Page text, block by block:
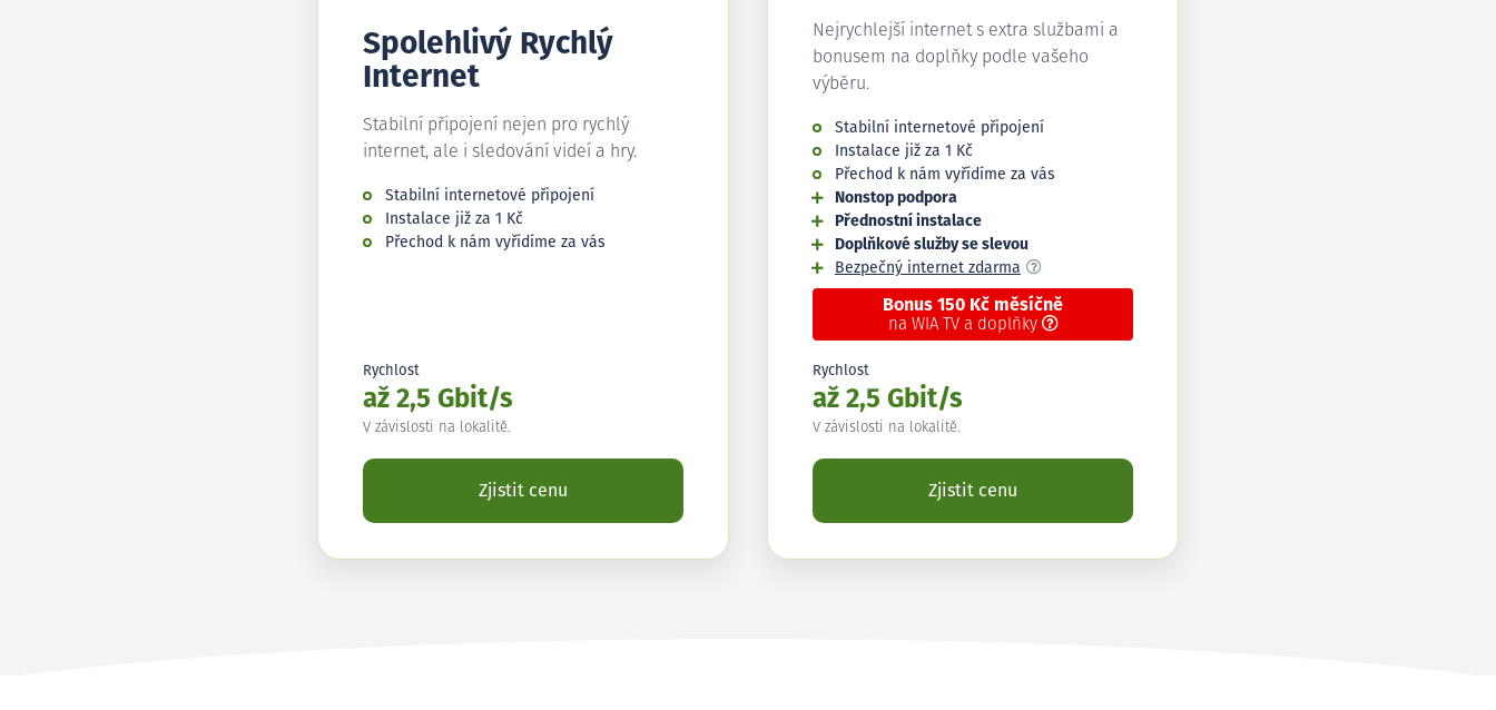
Spolehlivý Rychlý
Internet
Stabilní připojení nejen pro rychlý
internet, ale i sledování videí a hry.
Stabilní internetové připojení
Instalace již za 1 Kč
Přechod k nám vyřídíme za vás
Rychlost
až 2,5 Gbit/s
V závislosti na lokalitě.
Zjistit cenu
Nejrychlejší internet s extra službami a
bonusem na doplňky podle vašeho
výběru.
Stabilní internetové připojení
Instalace již za 1 Kč
Přechod k nám vyřídíme za vás
Nonstop podpora
Přednostní instalace
Doplňkové služby se slevou
Bezpečný internet zdarma
Bonus 150 Kč měsíčně
na WIA TV a doplňky
Rychlost
až 2,5 Gbit/s
V závislosti na lokalitě.
Zjistit cenu